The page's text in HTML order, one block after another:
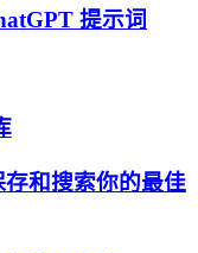
提示词
和搜索你的最佳